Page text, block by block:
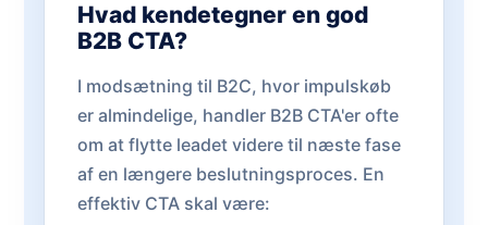
Hvad kendetegner en god
B2B CTA?
I modsætning til B2C, hvor impulskøb
er almindelige, handler B2B CTA'er ofte
om at flytte leadet videre til næste fase
af en længere beslutningsproces. En
effektiv CTA skal være: